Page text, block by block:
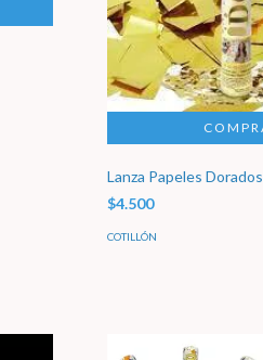
Lanza Papeles Dorados
$4.500
COTILLÓN